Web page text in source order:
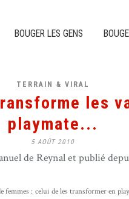
BOUGER LES GENS
TERRAIN & VIRAL
les
playmate...
5 AOÛT 2010
de Reynal et publié
femmes : celui de les transformer en